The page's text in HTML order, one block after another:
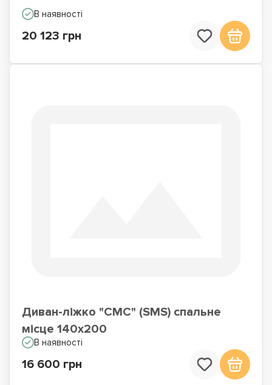
В наявності
20 123 грн
Диван-ліжко "СМС" (SMS) спальне
місце 140x200
В наявності
16 600 грн